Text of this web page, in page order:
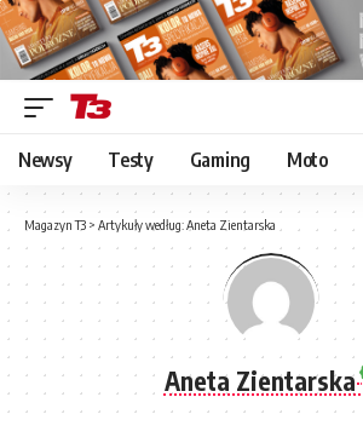
Newsy Testy Gaming Moto
Magazyn T3 > Artykuły według: Aneta Zientarska
Aneta Zientarska